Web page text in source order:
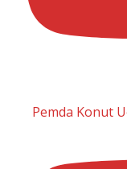
Pemda Konut